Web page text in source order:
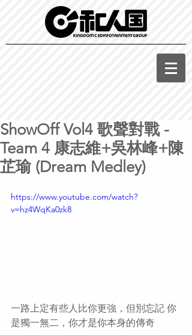
ShowOff Vol4 歌聲對戰 -
Team 4 康志維+吳林峰+陳
芷瑜 (Dream Medley)
https://www.youtube.com/watch?
v=hz4WqKa0zk8
一路上定有些人比你更強，但別忘記 你
是獨一無二，你才是你本身的傳奇